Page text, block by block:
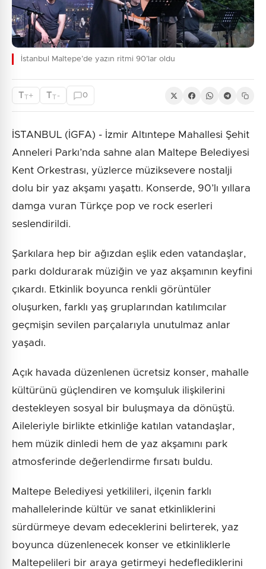
İstanbul Maltepe’de yazın ritmi 90’lar oldu
TT+ TT - 0
İSTANBUL (İGFA) - İzmir Altıntepe Mahallesi Şehit
Anneleri Parkı’nda sahne alan Maltepe Belediyesi
Kent Orkestrası, yüzlerce müziksevere nostalji
dolu bir yaz akşamı yaşattı. Konserde, 90’lı yıllara
damga vuran Türkçe pop ve rock eserleri
seslendirildi.
Şarkılara hep bir ağızdan eşlik eden vatandaşlar,
parkı doldurarak müziğin ve yaz akşamının keyfini
çıkardı. Etkinlik boyunca renkli görüntüler
oluşurken, farklı yaş gruplarından katılımcılar
geçmişin sevilen parçalarıyla unutulmaz anlar
yaşadı.
Açık havada düzenlenen ücretsiz konser, mahalle
kültürünü güçlendiren ve komşuluk ilişkilerini
destekleyen sosyal bir buluşmaya da dönüştü.
Aileleriyle birlikte etkinliğe katılan vatandaşlar,
hem müzik dinledi hem de yaz akşamını park
atmosferinde değerlendirme fırsatı buldu.
Maltepe Belediyesi yetkilileri, ilçenin farklı
mahallelerinde kültür ve sanat etkinliklerini
sürdürmeye devam edeceklerini belirterek, yaz
boyunca düzenlenecek konser ve etkinliklerle
Maltepelileri bir araya getirmeyi hedeflediklerini